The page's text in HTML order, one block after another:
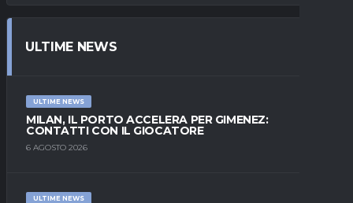
ULTIME NEWS
ULTIME NEWS
MILAN, IL PORTO ACCELERA PER GIMENEZ:
CONTATTI CON IL GIOCATORE
6 AGOSTO 2026
ULTIME NEWS